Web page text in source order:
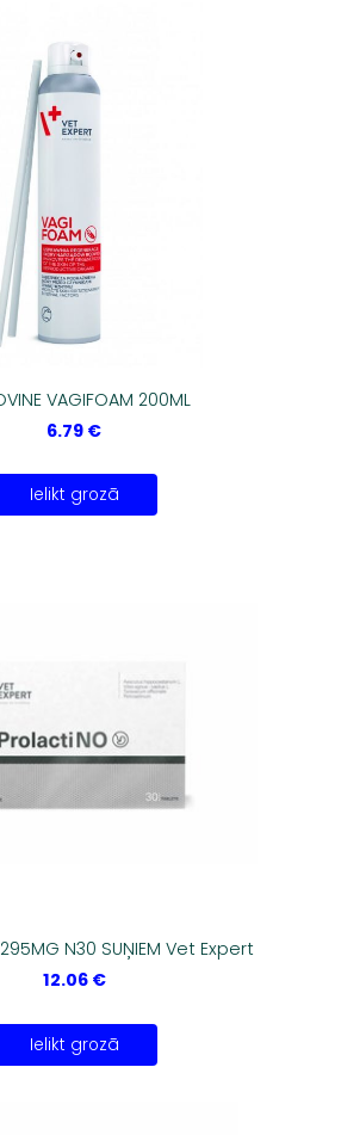
VAGIFOAM 200ML
6.79 €
Ielikt grozā
295MG N30 SUŅIEM Vet Expert
12.06 €
Ielikt grozā